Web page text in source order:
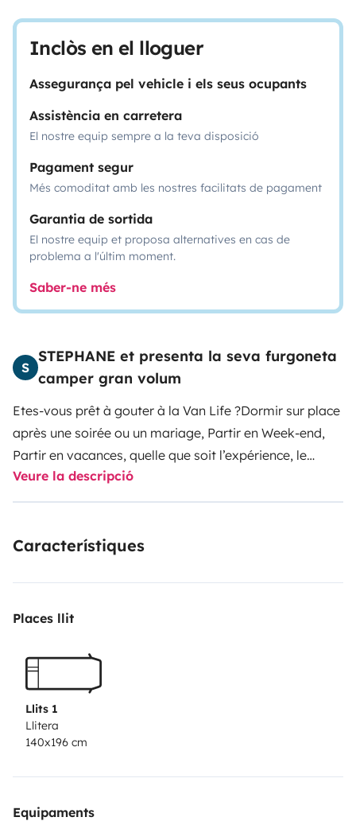
Inclòs en el lloguer
Assegurança pel vehicle i els seus ocupants
Assistència en carretera
El nostre equip sempre a la teva disposició
Pagament segur
Més comoditat amb les nostres facilitats de pagament
Garantia de sortida
El nostre equip et proposa alternatives en cas de
problema a l'últim moment.
Saber-ne més
S
STEPHANE et presenta la seva furgoneta
camper gran volum
Etes-vous prêt à gouter à la Van Life ?Dormir sur place
après une soirée ou un mariage, Partir en Week-end,
Partir en vacances, quelle que soit l’expérience, le
fourgon vous apportera la liberté de vivre des
moments uniques au gré de vos envies.Il dispose de
extérieures.Le prix à la location comprend l’assurance
190*140, Caméra de recul, GPS, 4 couchages, Tv
Chauffage, Panneau solaire, Moustiquaire, Rallonge
prendre vos oreillers, draps et couettes pour profiter
de la van life.
parking gardé, sécurisé et fermé…….sans surplus 😊
Veure la descripció
Característiques
Places llit
Llits 1
Llitera
140x196 cm
Equipaments